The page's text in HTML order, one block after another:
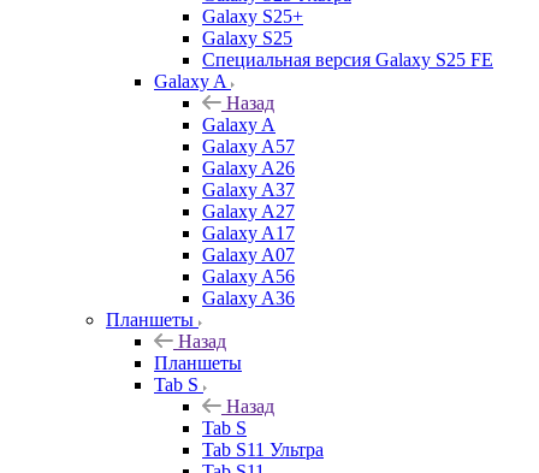
Galaxy S25+
Galaxy S25
Специальная версия Galaxy S25 FE
Galaxy A
Назад
Galaxy A
Galaxy A57
Galaxy A26
Galaxy A37
Galaxy A27
Galaxy A17
Galaxy A07
Galaxy A56
Galaxy A36
Планшеты
Назад
Планшеты
Tab S
Назад
Tab S
Tab S11 Ультра